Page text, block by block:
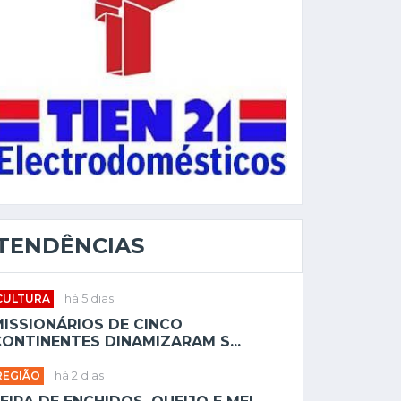
há 5 dias
DE CINCO
DINAMIZARAM S...
há 2 dias